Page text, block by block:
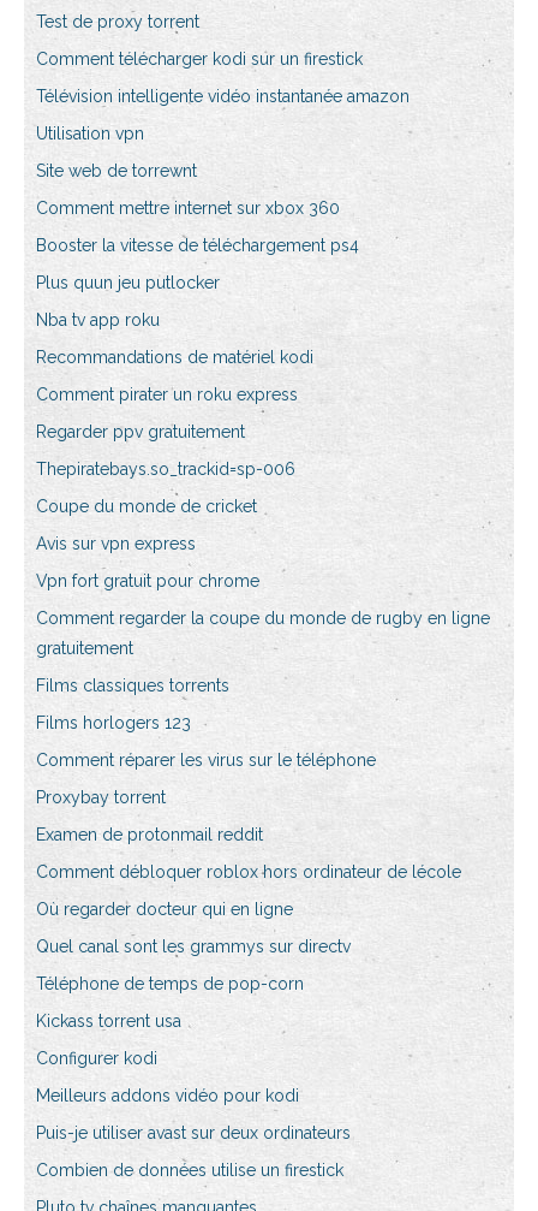
Test de proxy torrent
Comment télécharger kodi sur un firestick
Télévision intelligente vidéo instantanée amazon
Utilisation vpn
Site web de torrewnt
Comment mettre internet sur xbox 360
Booster la vitesse de téléchargement ps4
Plus quun jeu putlocker
Nba tv app roku
Recommandations de matériel kodi
Comment pirater un roku express
Regarder ppv gratuitement
Thepiratebays.so_trackid=sp-006
Coupe du monde de cricket
Avis sur vpn express
Vpn fort gratuit pour chrome
Comment regarder la coupe du monde de rugby en ligne
gratuitement
Films classiques torrents
Films horlogers 123
Comment réparer les virus sur le téléphone
Proxybay torrent
Examen de protonmail reddit
Comment débloquer roblox hors ordinateur de lécole
Où regarder docteur qui en ligne
Quel canal sont les grammys sur directv
Téléphone de temps de pop-corn
Kickass torrent usa
Configurer kodi
Meilleurs addons vidéo pour kodi
Puis-je utiliser avast sur deux ordinateurs
Combien de données utilise un firestick